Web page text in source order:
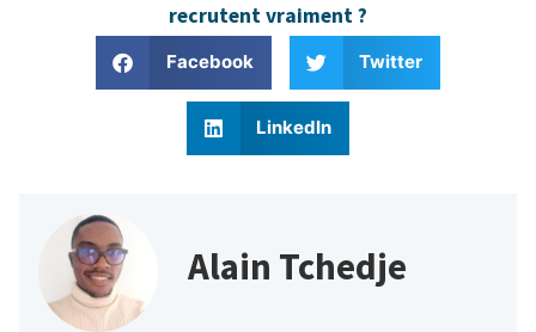
recrutent vraiment ?
Facebook Twitter
LinkedIn
Alain Tchedje